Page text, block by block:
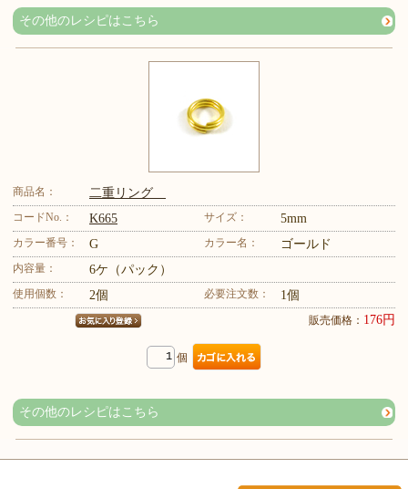
その他のレシピはこちら
商品名： 二重リング
コードNo.： K665 サイズ： 5mm
カラー番号： G カラー名： ゴールド
内容量： 6ケ（パック）
使用個数： 2個 必要注文数： 1個
販売価格： 176円
個
その他のレシピはこちら